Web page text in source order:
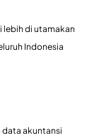
lebih di utamakan
Indonesia
akuntansi